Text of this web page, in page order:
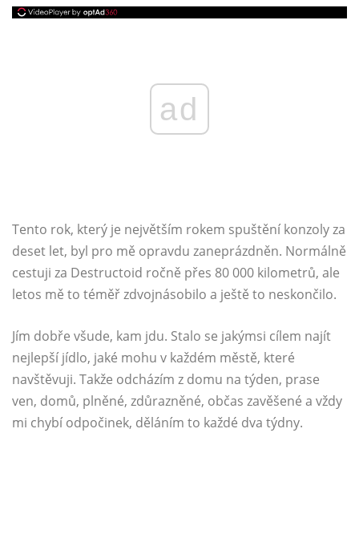
ad
Tento rok, který je největším rokem spuštění konzoly za
deset let, byl pro mě opravdu zaneprázdněn. Normálně
cestuji za Destructoid ročně přes 80 000 kilometrů, ale
letos mě to téměř zdvojnásobilo a ještě to neskončilo.
Jím dobře všude, kam jdu. Stalo se jakýmsi cílem najít
nejlepší jídlo, jaké mohu v každém městě, které
navštěvuji. Takže odcházím z domu na týden, prase
ven, domů, plněné, zdůrazněné, občas zavěšené a vždy
mi chybí odpočinek, děláním to každé dva týdny.